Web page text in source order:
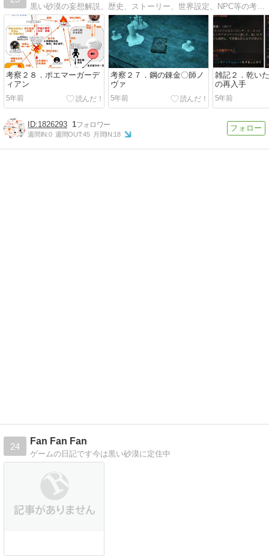
黒い砂漠の妄想解説、歴史、ストーリー、世界設定、NPC等の考察をしてます。独自の解釈や想像で補完をしてたりしてます。ネタバレもありますのでご注意ください。
考察２８．ポエマーガーデ
ィアン
5年前
考察２７．鋼の錬金〇師ノ
ヴァ
5年前
雑記２．乾い
の再入手
5年前
1826293 1
週間IN:0 週間OUT:45 月間IN:18
24
Fan Fan Fan
ゲームの日記です今は黒い砂漠に定住中